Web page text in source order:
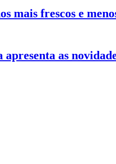
mais frescos e
as